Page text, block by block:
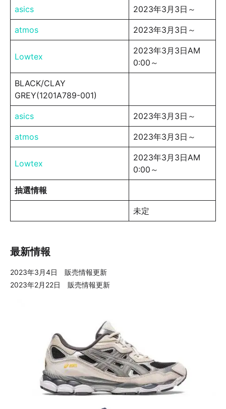
asics 2023年3月3日～
atmos 2023年3月3日～
Lowtex
2023年3月3日AM
0:00～
BLACK/CLAY
GREY(1201A789-001)
asics 2023年3月3日～
atmos 2023年3月3日～
Lowtex
2023年3月3日AM
0:00～
抽選情報
未定
最新情報
2023年3月4日 販売情報更新
2023年2月22日 販売情報更新